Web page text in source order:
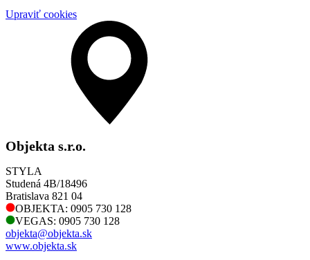
Upraviť cookies
Objekta s.r.o.
STYLA
Studená 4B/18496
Bratislava 821 04
OBJEKTA: 0905 730 128
VEGAS: 0905 730 128
objekta@objekta.sk
www.objekta.sk